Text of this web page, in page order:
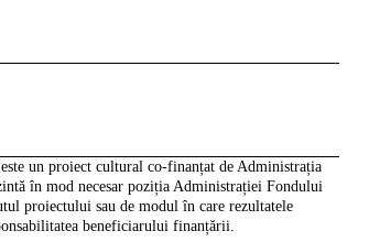
un proiect cultural co-finanțat de Administrația
în mod necesar poziția Administrației Fondului
proiectului sau de modul în care rezultatele
beneficiarului finanțării.